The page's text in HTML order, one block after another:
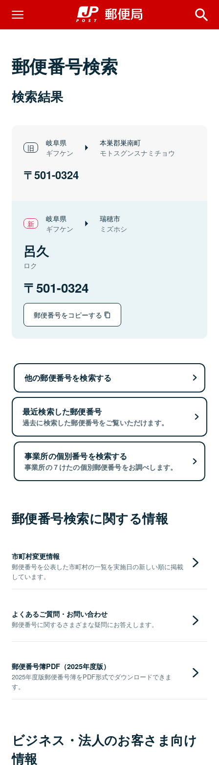
郵便番号検索
検索結果
岐阜県
ギフケン
本巣郡巣南町
モトスグンスナミチョウ
501-0324
岐阜県
ギフケン
瑞穂市
ミズホシ
呂久
ロク
501-0324
郵便番号をコピーする
他の郵便番号を検索する
最近検索した郵便番号
過去に検索した郵便番号をご覧いただけます。
事業所の個別番号を検索する
事業所の７けたの個別郵便番号をお調べします。
郵便番号検索に関する情報
市町村変更情報
郵便番号を公表した市町村の一覧を実施日の新しい順に掲載
しています。
よくあるご質問・お問い合わせ
郵便番号に関するさまざまな疑問にお答えします。
郵便番号簿PDF（2025年度版）
2025年度版郵便番号簿をPDF形式でダウンロードできま
す。
ビジネス・法人のお客さま向け
情報